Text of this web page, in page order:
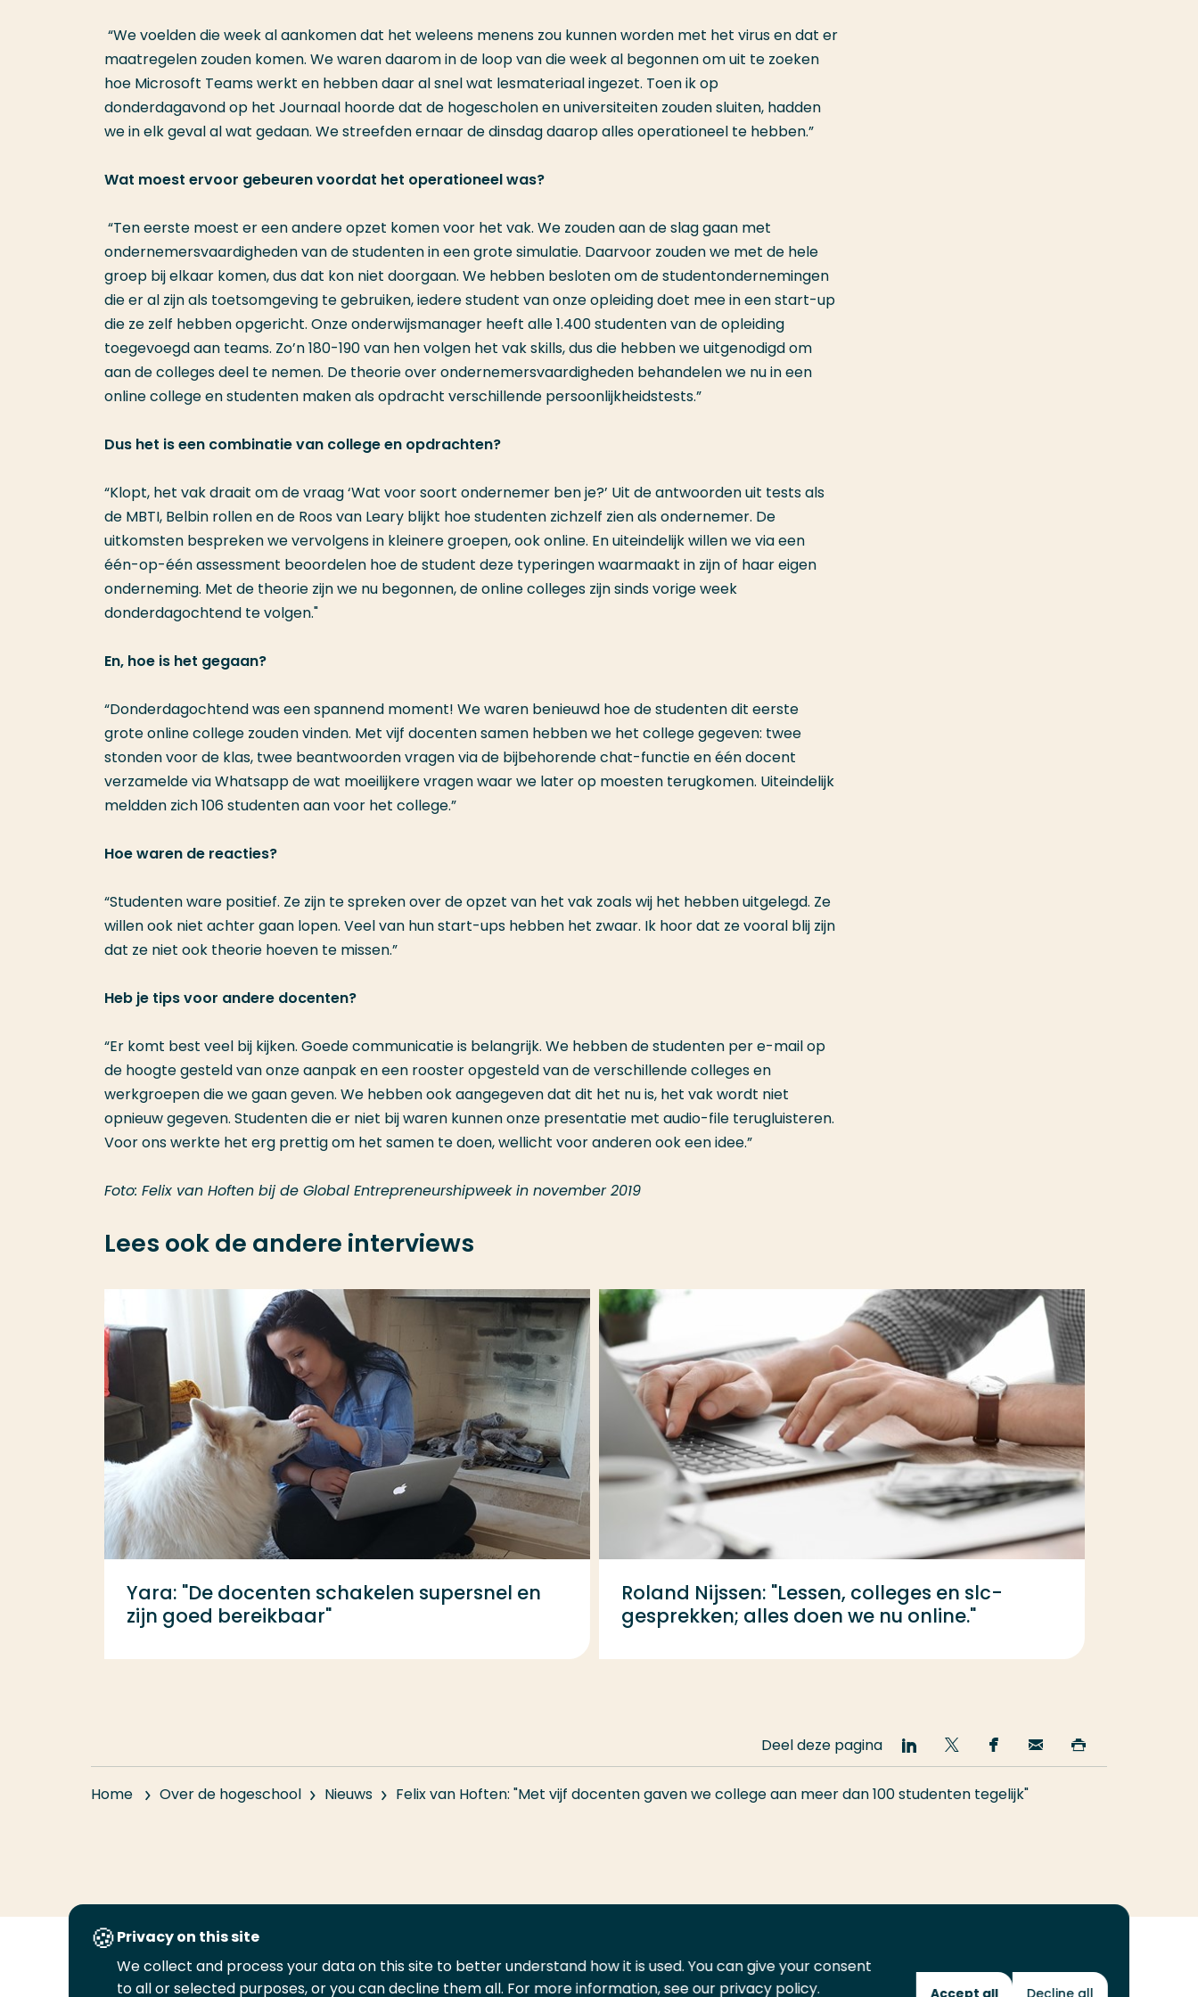
“We voelden die week al aankomen dat het weleens menens zou kunnen worden met het virus en dat er
maatregelen zouden komen. We waren daarom in de loop van die week al begonnen om uit te zoeken
hoe Microsoft Teams werkt en hebben daar al snel wat lesmateriaal ingezet. Toen ik op
donderdagavond op het Journaal hoorde dat de hogescholen en universiteiten zouden sluiten, hadden
we in elk geval al wat gedaan. We streefden ernaar de dinsdag daarop alles operationeel te hebben.”
Wat moest ervoor gebeuren voordat het operationeel was?
“Ten eerste moest er een andere opzet komen voor het vak. We zouden aan de slag gaan met
ondernemersvaardigheden van de studenten in een grote simulatie. Daarvoor zouden we met de hele
groep bij elkaar komen, dus dat kon niet doorgaan. We hebben besloten om de studentondernemingen
die er al zijn als toetsomgeving te gebruiken, iedere student van onze opleiding doet mee in een start-up
die ze zelf hebben opgericht. Onze onderwijsmanager heeft alle 1.400 studenten van de opleiding
toegevoegd aan teams. Zo’n 180-190 van hen volgen het vak skills, dus die hebben we uitgenodigd om
aan de colleges deel te nemen. De theorie over ondernemersvaardigheden behandelen we nu in een
online college en studenten maken als opdracht verschillende persoonlijkheidstests.”
Dus het is een combinatie van college en opdrachten?
“Klopt, het vak draait om de vraag ‘Wat voor soort ondernemer ben je?’ Uit de antwoorden uit tests als
de MBTI, Belbin rollen en de Roos van Leary blijkt hoe studenten zichzelf zien als ondernemer. De
uitkomsten bespreken we vervolgens in kleinere groepen, ook online. En uiteindelijk willen we via een
één-op-één assessment beoordelen hoe de student deze typeringen waarmaakt in zijn of haar eigen
onderneming. Met de theorie zijn we nu begonnen, de online colleges zijn sinds vorige week
donderdagochtend te volgen."
En, hoe is het gegaan?
“Donderdagochtend was een spannend moment! We waren benieuwd hoe de studenten dit eerste
grote online college zouden vinden. Met vijf docenten samen hebben we het college gegeven: twee
stonden voor de klas, twee beantwoorden vragen via de bijbehorende chat-functie en één docent
verzamelde via Whatsapp de wat moeilijkere vragen waar we later op moesten terugkomen. Uiteindelijk
meldden zich 106 studenten aan voor het college.”
Hoe waren de reacties?
“Studenten ware positief. Ze zijn te spreken over de opzet van het vak zoals wij het hebben uitgelegd. Ze
willen ook niet achter gaan lopen. Veel van hun start-ups hebben het zwaar. Ik hoor dat ze vooral blij zijn
dat ze niet ook theorie hoeven te missen.”
Heb je tips voor andere docenten?
“Er komt best veel bij kijken. Goede communicatie is belangrijk. We hebben de studenten per e-mail op
de hoogte gesteld van onze aanpak en een rooster opgesteld van de verschillende colleges en
werkgroepen die we gaan geven. We hebben ook aangegeven dat dit het nu is, het vak wordt niet
opnieuw gegeven. Studenten die er niet bij waren kunnen onze presentatie met audio-file terugluisteren.
Voor ons werkte het erg prettig om het samen te doen, wellicht voor anderen ook een idee.”
Foto: Felix van Hoften bij de Global Entrepreneurshipweek in november 2019
Lees ook de andere interviews
Yara: "De docenten schakelen supersnel en
zijn goed bereikbaar"
Roland Nijssen: "Lessen, colleges en slc-
gesprekken; alles doen we nu online."
Home Over de hogeschool Nieuws Felix van Hoften: "Met vijf docenten gaven we college aan meer dan 100 studenten tegelijk"
Deel deze pagina
Deel
op
LinkedIn
Deel
op
Twitter
Deel
op
Facebook
Email
deze deze
VolgVolgVolgVolg
Privacy on this site
We collect and process your data on this site to better understand how it is used. You can give your consent
to all or selected purposes, or you can decline them all. For more information, see our privacy policy.
Accept all Decline all